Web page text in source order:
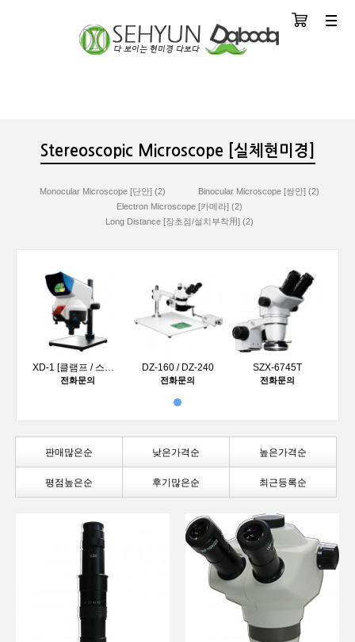
분류
Stereoscopic Microscope [실체현미경]
Monocular Microscope [단안] (2)
Binocular Microscope [쌍안] (2)
Electron Microscope [카메라] (2)
Long Distance [장초점/설치부착用] (2)
XD-1 [클램프 / 스텐드]
전화문의
DZ-160 / DZ-240
전화문의
SZX-6745T
전화문의
판매많은순 낮은가격순 높은가격순
평점높은순 후기많은순 최근등록순